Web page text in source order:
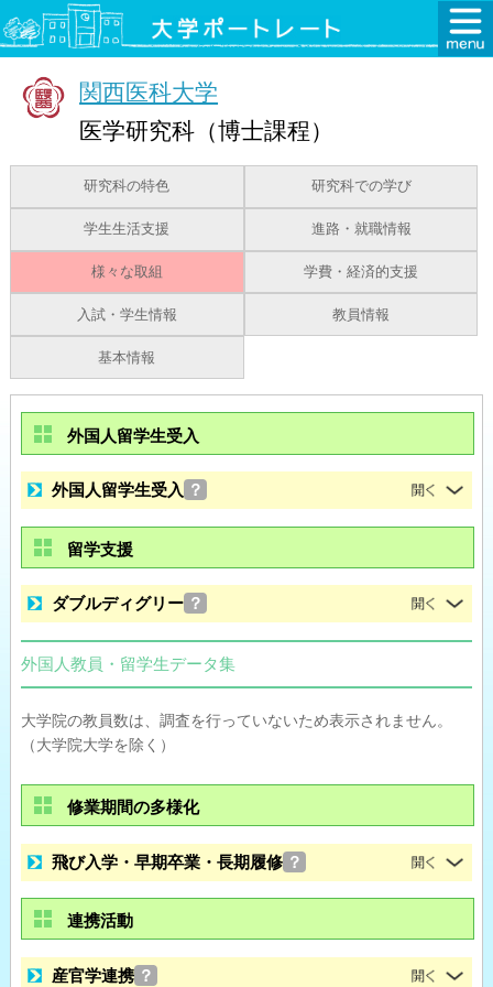
関西医科大学
医学研究科（博士課程）
研究科の特色 研究科での学び
学生生活支援 進路・就職情報
様々な取組 学費・経済的支援
入試・学生情報 教員情報
基本情報
外国人留学生受入
外国人留学生受入 ？
留学支援
ダブルディグリー ？
外国人教員・留学生データ集
大学院の教員数は、調査を行っていないため表示されません。
（大学院大学を除く）
修業期間の多様化
飛び入学・早期卒業・長期履修 ？
連携活動
産官学連携 ？